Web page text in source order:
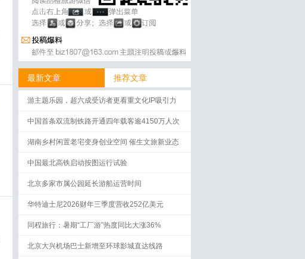
最新文章 推荐文章
游主题乐园，超六成受访者更看重文化IP吸引力
中国首条双流制铁路开通四年载客逾4150万人次
湖南乡村闲置老宅变身创业空间 催生文旅新业态
中国最北高铁启动按图运行试验
北京多家市属公园延长游船运营时间
华特迪士尼2026财年三季度营收252亿美元
同程旅行：暑期“工厂游”热度同比大涨36%
北京大兴机场巴士新增至环球影城直达线路